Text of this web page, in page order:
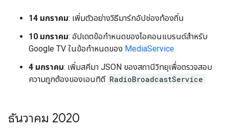
14 มกราคม: เพิ่มตัวอย่างวิธีมาร์กอัปช่องท้องถิ่น
10 มกราคม: อัปเดตข้อกำหนดของไอคอนแบรนด์สำหรับ
Google TV ในข้อกำหนดของ MediaService
4 มกราคม: เพิ่มสคีมา JSON ของสถานีวิทยุเพื่อตรวจสอบ
ความถูกต้องของเอนทิตี RadioBroadcastService
ธันวาคม 2020